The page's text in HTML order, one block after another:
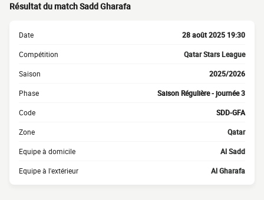
Résultat du match Sadd Gharafa
Date 28 août 2025 19:30
Compétition Qatar Stars League
Saison 2025/2026
Phase Saison Régulière - journée 3
Code SDD-GFA
Zone Qatar
Equipe à domicile Al Sadd
Equipe à l'extérieur Al Gharafa